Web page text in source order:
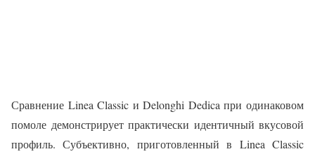
Сравнение Linea Classic и Delonghi Dedica при одинаковом
помоле демонстрирует практически идентичный вкусовой
профиль. Субъективно, приготовленный в Linea Classic